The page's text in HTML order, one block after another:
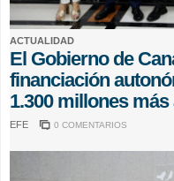
ACTUALIDAD
El Gobierno de
financiación
1.300 millones más
EFE 0 COMENTARIOS